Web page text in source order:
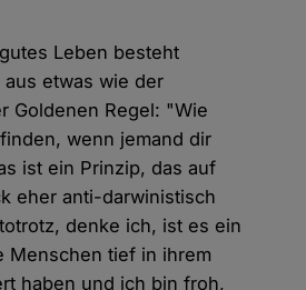
Leben besteht
etwas wie der
Goldenen Regel: "Wie
wenn jemand dir
ist ein Prinzip, das auf
eher anti-darwinistisch
denke ich, ist es ein
Menschen tief in ihrem
haben und ich bin froh,